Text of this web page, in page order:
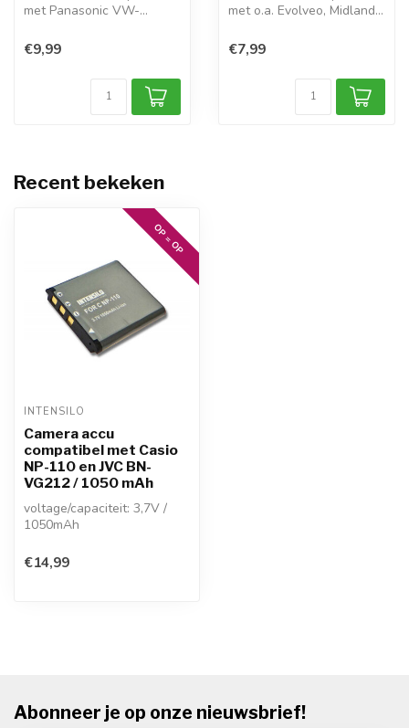
met Panasonic VW-
€9,99
met o.a. Evolveo, Midland,
€7,99
Recent bekeken
OP = OP
INTENSILO
Camera accu
compatibel met Casio
NP-110 en JVC BN-
VG212 / 1050 mAh
voltage/capaciteit: 3,7V /
1050mAh
vervangt Casio NP-110 en ...
€14,99
Abonneer je op onze nieuwsbrief!